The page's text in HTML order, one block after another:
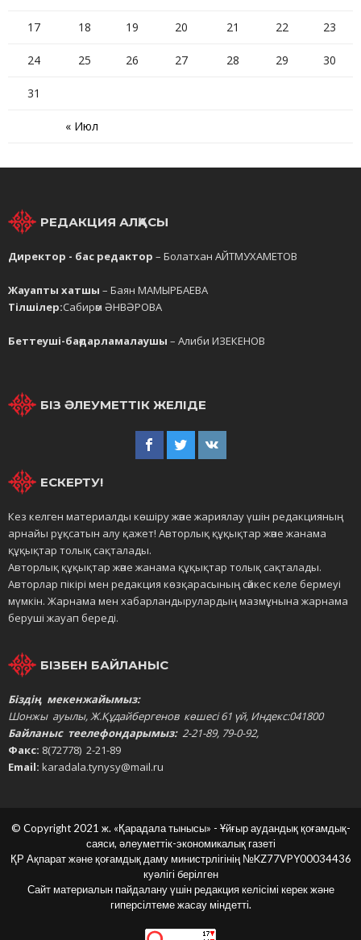
« Июл
17 18 19 20 21 22 23
24 25 26 27 28 29 30
31
РЕДАКЦИЯ АЛҚАСЫ
Директор - бас редактор – Болатхан АЙТМУХАМЕТОВ
Жауапты хатшы – Баян МАМЫРБАЕВА
Тілшілер:Сабирәм ӘНВӘРОВА
Беттеуші-бағдарламалаушы – Алиби ИЗЕКЕНОВ
БІЗ ӘЛЕУМЕТТІК ЖЕЛІДЕ
ЕСКЕРТУ!
Кез келген материалды көшіру және жариялау үшін редакцияның
арнайы рұқсатын алу қажет! Авторлық құқықтар және жанама
құқықтар толық сақталады.
Авторлық құқықтар және жанама құқықтар толық сақталады.
Авторлар пікірі мен редакция көзқарасының сәйкес келе бермеуі
мүмкін. Жарнама мен хабарландырулардың мазмұнына жарнама
беруші жауап береді.
БІЗБЕН БАЙЛАНЫС
Біздің мекенжайымыз:
Шонжы ауылы, Ж.Құдайбергенов көшесі 61 үй, Индекс:041800
Байланыс теелефондарымыз: 2-21-89, 79-0-92,
Факс: 8(72778) 2-21-89
Email: karadala.tynysy@mail.ru
© Copyright 2021 ж. «Қарадала тынысы» - Ұйғыр аудандық қоғамдық-
саяси, әлеуметтік-экономикалық газеті
ҚР Ақпарат және қоғамдық даму министрлігінің №KZ77VPY00034436
куәлігі берілген
Сайт материалын пайдалану үшін редакция келісімі керек және
гиперсілтеме жасау міндетті.